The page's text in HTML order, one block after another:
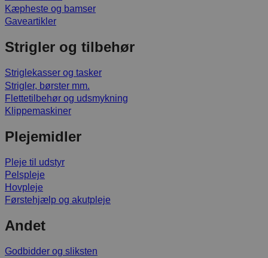
Kæpheste og bamser
Gaveartikler
Strigler og tilbehør
Striglekasser og tasker
Strigler, børster mm.
Flettetilbehør og udsmykning
Klippemaskiner
Plejemidler
Pleje til udstyr
Pelspleje
Hovpleje
Førstehjælp og akutpleje
Andet
Godbidder og sliksten